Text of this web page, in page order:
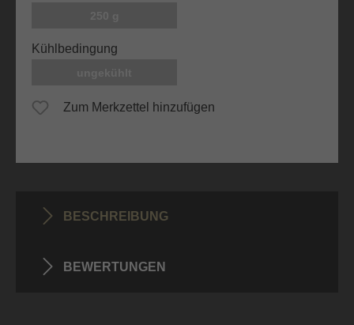
Kühlbedingung
Zum Merkzettel hinzufügen
BESCHREIBUNG
BEWERTUNGEN